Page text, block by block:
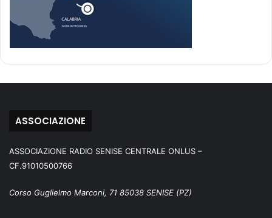
ASSOCIAZIONE
ASSOCIAZIONE RADIO SENISE CENTRALE ONLUS –
CF.91010500766
Corso Guglielmo Marconi, 71 85038 SENISE (PZ)